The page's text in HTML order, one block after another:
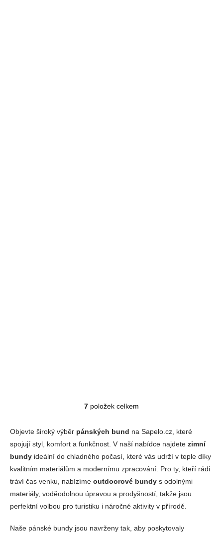
Ovládací prvky výpisu
7 položek celkem
Objevte široký výběr pánských bund na Sapelo.cz, které
spojují styl, komfort a funkčnost. V naší nabídce najdete zimní
bundy ideální do chladného počasí, které vás udrží v teple díky
kvalitním materiálům a modernímu zpracování. Pro ty, kteří rádi
tráví čas venku, nabízíme outdoorové bundy s odolnými
materiály, voděodolnou úpravou a prodyšností, takže jsou
perfektní volbou pro turistiku i náročné aktivity v přírodě.
Naše pánské bundy jsou navrženy tak, aby poskytovaly